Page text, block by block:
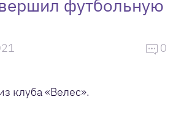
футбольную
0
клуба «Велес».